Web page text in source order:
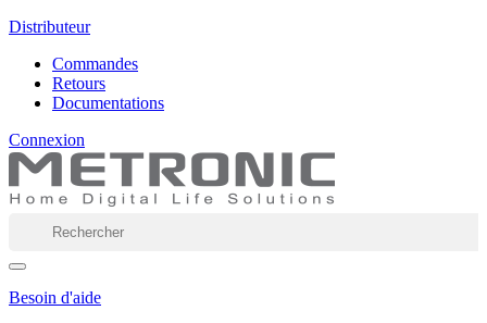
Distributeur
Commandes
Retours
Documentations
Connexion
Besoin d'aide